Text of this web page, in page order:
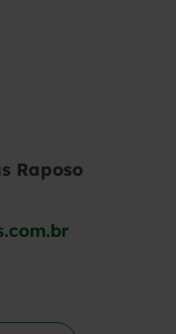
Raposo